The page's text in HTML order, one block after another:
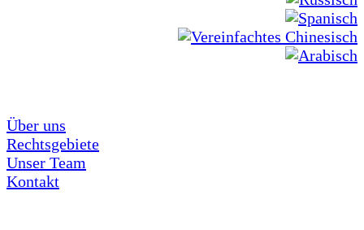
Über uns
Rechtsgebiete
Unser Team
Kontakt